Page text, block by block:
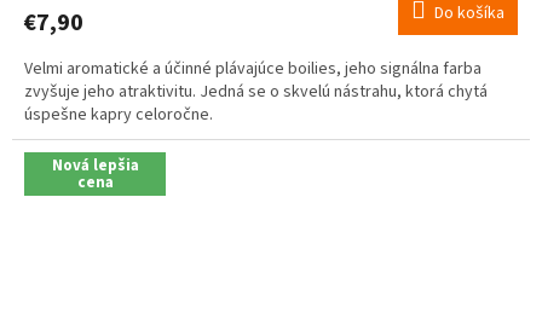
€7,90 Do košíka
Velmi aromatické a účinné plávajúce boilies, jeho signálna farba
zvyšuje jeho atraktivitu. Jedná se o skvelú nástrahu, ktorá chytá
úspešne kapry celoročne.
Nová lepšia
cena